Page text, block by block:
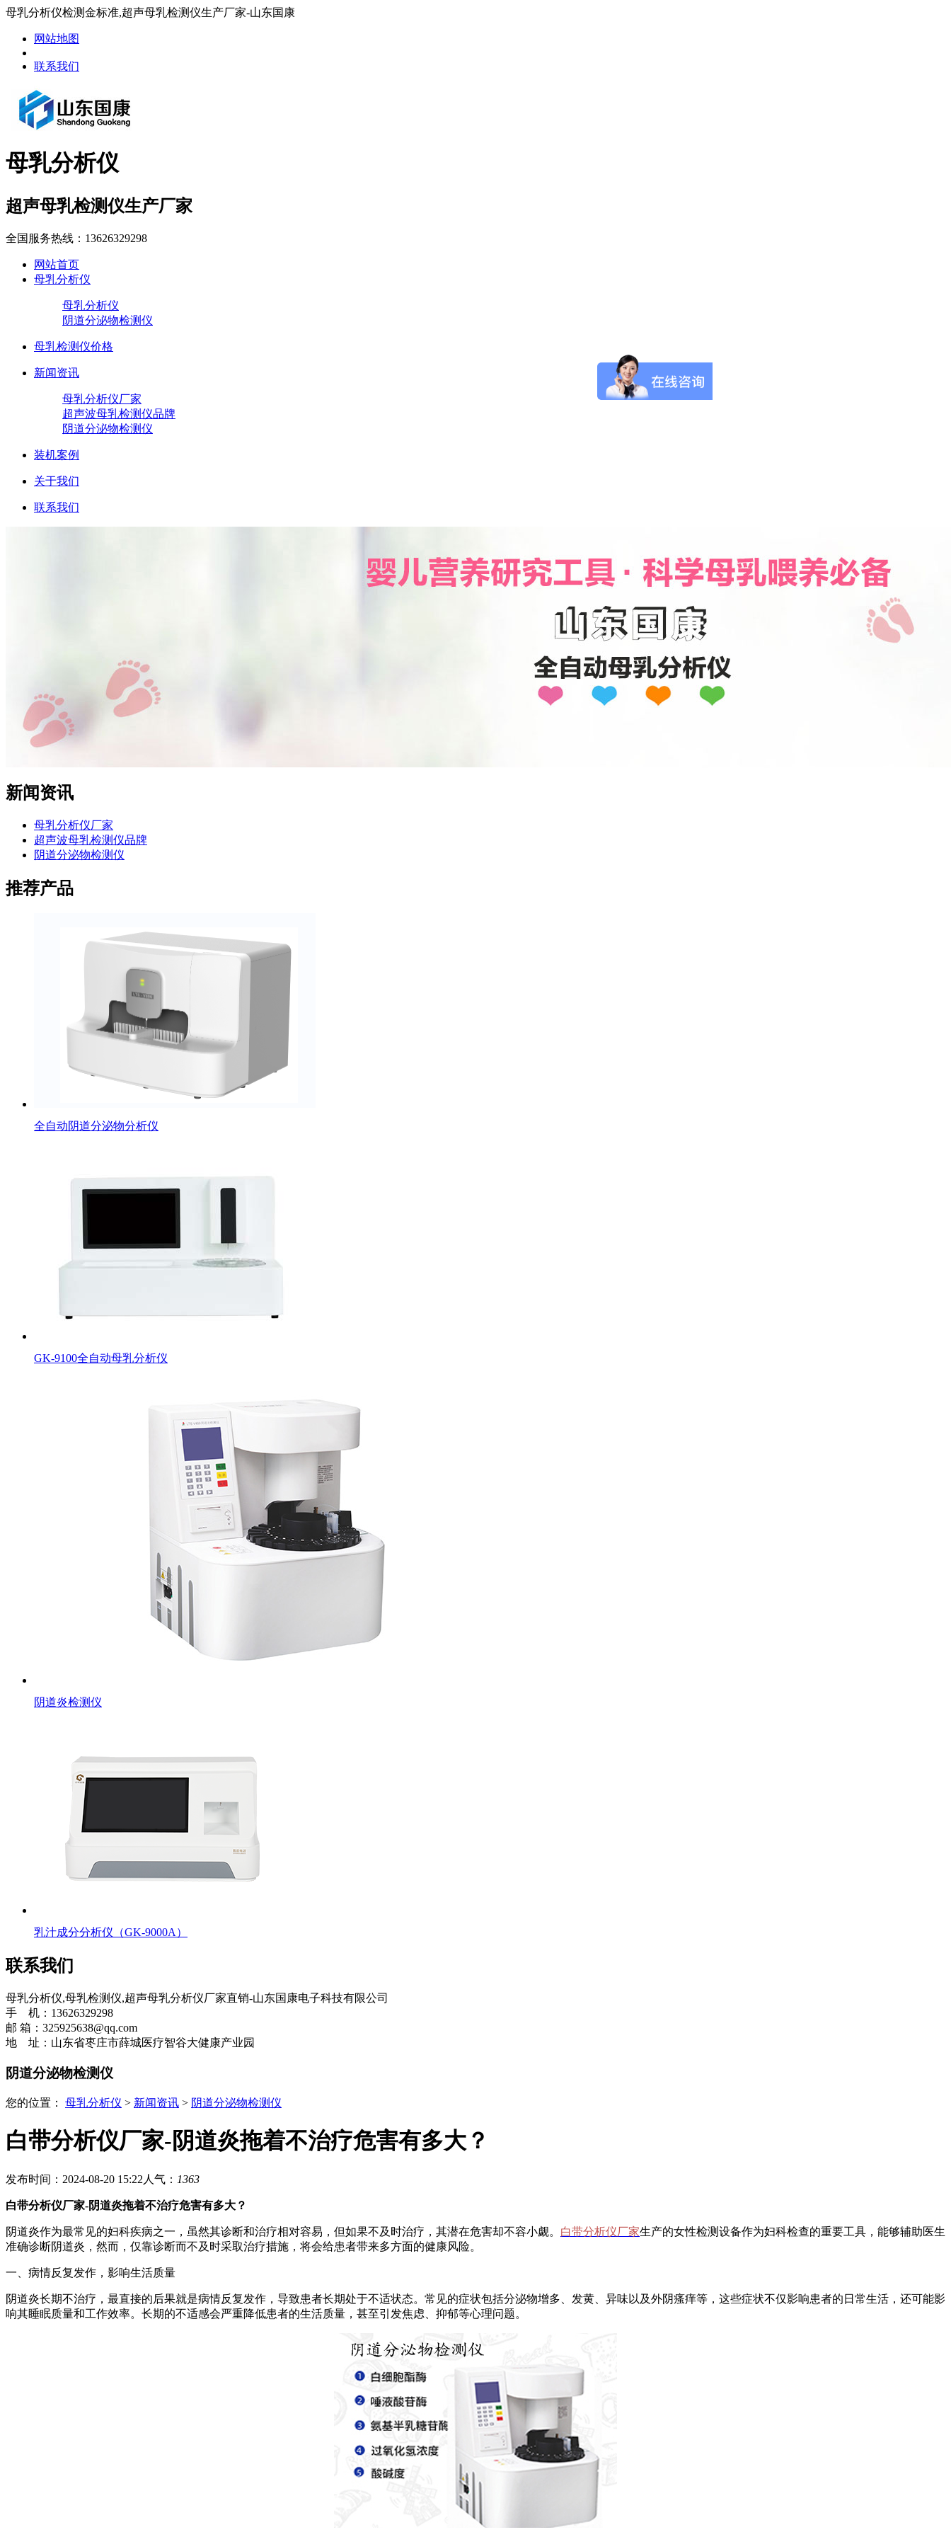
母乳分析仪检测金标准,超声母乳检测仪生产厂家-山东国康
网站地图
联系我们
母乳分析仪
超声母乳检测仪生产厂家
全国服务热线： 13626329298
网站首页
母乳分析仪
母乳分析仪
阴道分泌物检测仪
母乳检测仪价格
新闻资讯
母乳分析仪厂家
超声波母乳检测仪品牌
阴道分泌物检测仪
装机案例
关于我们
联系我们
新闻资讯
母乳分析仪厂家
超声波母乳检测仪品牌
阴道分泌物检测仪
推荐产品
全自动阴道分泌物分析仪
GK-9100全自动母乳分析仪
阴道炎检测仪
乳汁成分分析仪（GK-9000A）
联系我们
母乳分析仪,母乳检测仪,超声母乳分析仪厂家直销-山东国康电子科技有限公司
手 机：13626329298
邮 箱：325925638@qq.com
地 址：山东省枣庄市薛城医疗智谷大健康产业园
阴道分泌物检测仪
您的位置： 母乳分析仪 > 新闻资讯 > 阴道分泌物检测仪
白带分析仪厂家-阴道炎拖着不治疗危害有多大？
发布时间：2024-08-20 15:22 人气： 1363
白带分析仪厂家-阴道炎拖着不治疗危害有多大？
阴道炎作为最常见的妇科疾病之一，虽然其诊断和治疗相对容易，但如果不及时治疗，其潜在危害却不容小觑。 白带分析仪厂家生产的女性检测设备作为妇科检查的重要工具，能够辅助医生
准确诊断阴道炎，然而，仅靠诊断而不及时采取治疗措施，将会给患者带来多方面的健康风险。
一、病情反复发作，影响生活质量
阴道炎长期不治疗，最直接的后果就是病情反复发作，导致患者长期处于不适状态。常见的症状包括分泌物增多、发黄、异味以及外阴瘙痒等，这些症状不仅影响患者的日常生活，还可能影
响其睡眠质量和工作效率。长期的不适感会严重降低患者的生活质量，甚至引发焦虑、抑郁等心理问题。